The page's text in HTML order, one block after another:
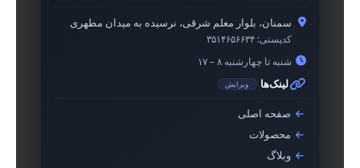
سمنان، بلوار معلم شرقی، نرسیده به میدان مطهری
کدپستی: ۳۵۱۴۶۵۶۶۳۴
شنبه تا چهارشنبه ۸ – ۱۷
لینک‌ها ویرایش
صفحه اصلی
محصولات
وبلاگ